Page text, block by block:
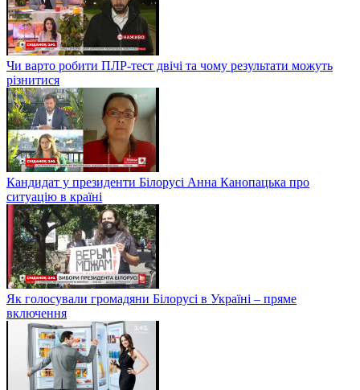
Чи варто робити ПЛР-тест двічі та чому результати можуть
різнитися
Кандидат у президенти Білорусі Анна Канопацька про
ситуацію в країні
Як голосували громадяни Білорусі в Україні – пряме
включення